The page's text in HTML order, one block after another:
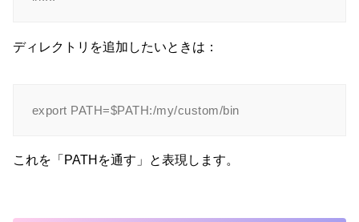
ディレクトリを追加したいときは：
これを「PATHを通す」と表現します。